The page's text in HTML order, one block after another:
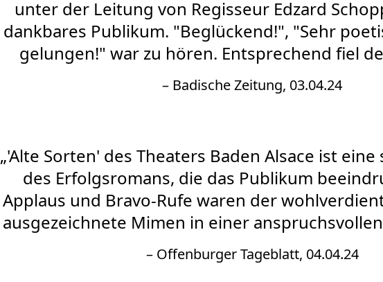
unter der Leitung von Regisseur Edzard
dankbares Publikum. "Beglückend!", "Sehr
gelungen!" war zu hören. Entsprechend fiel
– Badische Zeitung, 03.04.24
„'Alte Sorten' des Theaters Baden Alsace ist
des Erfolgsromans, die das Publikum
Applaus und Bravo-Rufe waren der
ausgezeichnete Mimen in einer
– Offenburger Tageblatt, 04.04.24